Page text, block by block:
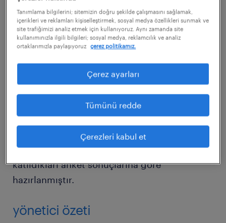
uygulamalarını etkileyen çeşitli eğilimler ve
gelişmeler hakkında bilgiler sunmaktadır.
alım uygulamaları ve yeteneklerin elde
Rapor, İstanbul bölgesindeki çeşitli
sektörlerde çalışan 126 karar alıcı ve İK
yöneticisinin Mart-Mayıs 2018 döneminde
katıldıkları anket sonuçlarına göre
hazırlanmıştır.
yönetici özeti
Tanımlama bilgilerini; sitemizin doğru şekilde çalışmasını sağlamak,
içerikleri ve reklamları kişiselleştirmek, sosyal medya özellikleri sunmak ve
site trafiğimizi analiz etmek için kullanıyoruz. Aynı zamanda site
kullanımınızla ilgili bilgileri; sosyal medya, reklamcılık ve analiz
ortaklarımızla paylaşıyoruz
çerez politikamız.
Çerez ayarları
Tümünü redde
Çerezleri kabul et